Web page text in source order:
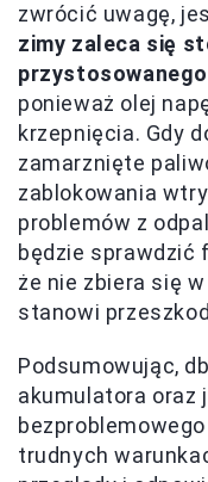
zwrócić uwagę,
zimy zaleca się
ponieważ olej
krzepnięcia. Gdy
zamarznięte
zablokowania
problemów z
będzie sprawdzić
że nie zbiera się
stanowi
Podsumowując,
akumulatora oraz
trudnych